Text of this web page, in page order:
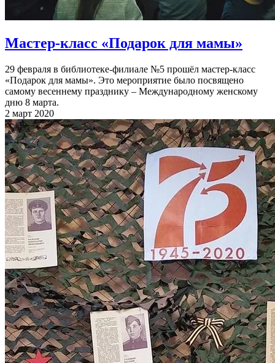
Мастер-класс «Подарок для мамы»
29 февраля в библиотеке-филиале №5 прошёл мастер-класс
«Подарок для мамы». Это мероприятие было посвящено
самому весеннему празднику – Международному женскому
дню 8 марта.
2 март 2020